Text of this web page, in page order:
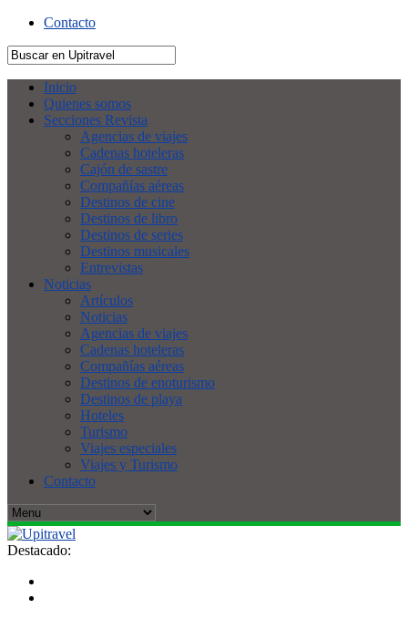
Contacto
Inicio
Quienes somos
Secciones Revista
Agencias de viajes
Cadenas hoteleras
Cajón de sastre
Compañías aéreas
Destinos de cine
Destinos de libro
Destinos de series
Destinos musicales
Entrevistas
Noticias
Artículos
Noticias
Agencias de viajes
Cadenas hoteleras
Compañías aéreas
Destinos de enoturismo
Destinos de playa
Hoteles
Turismo
Viajes especiales
Viajes y Turismo
Contacto
Destacado: